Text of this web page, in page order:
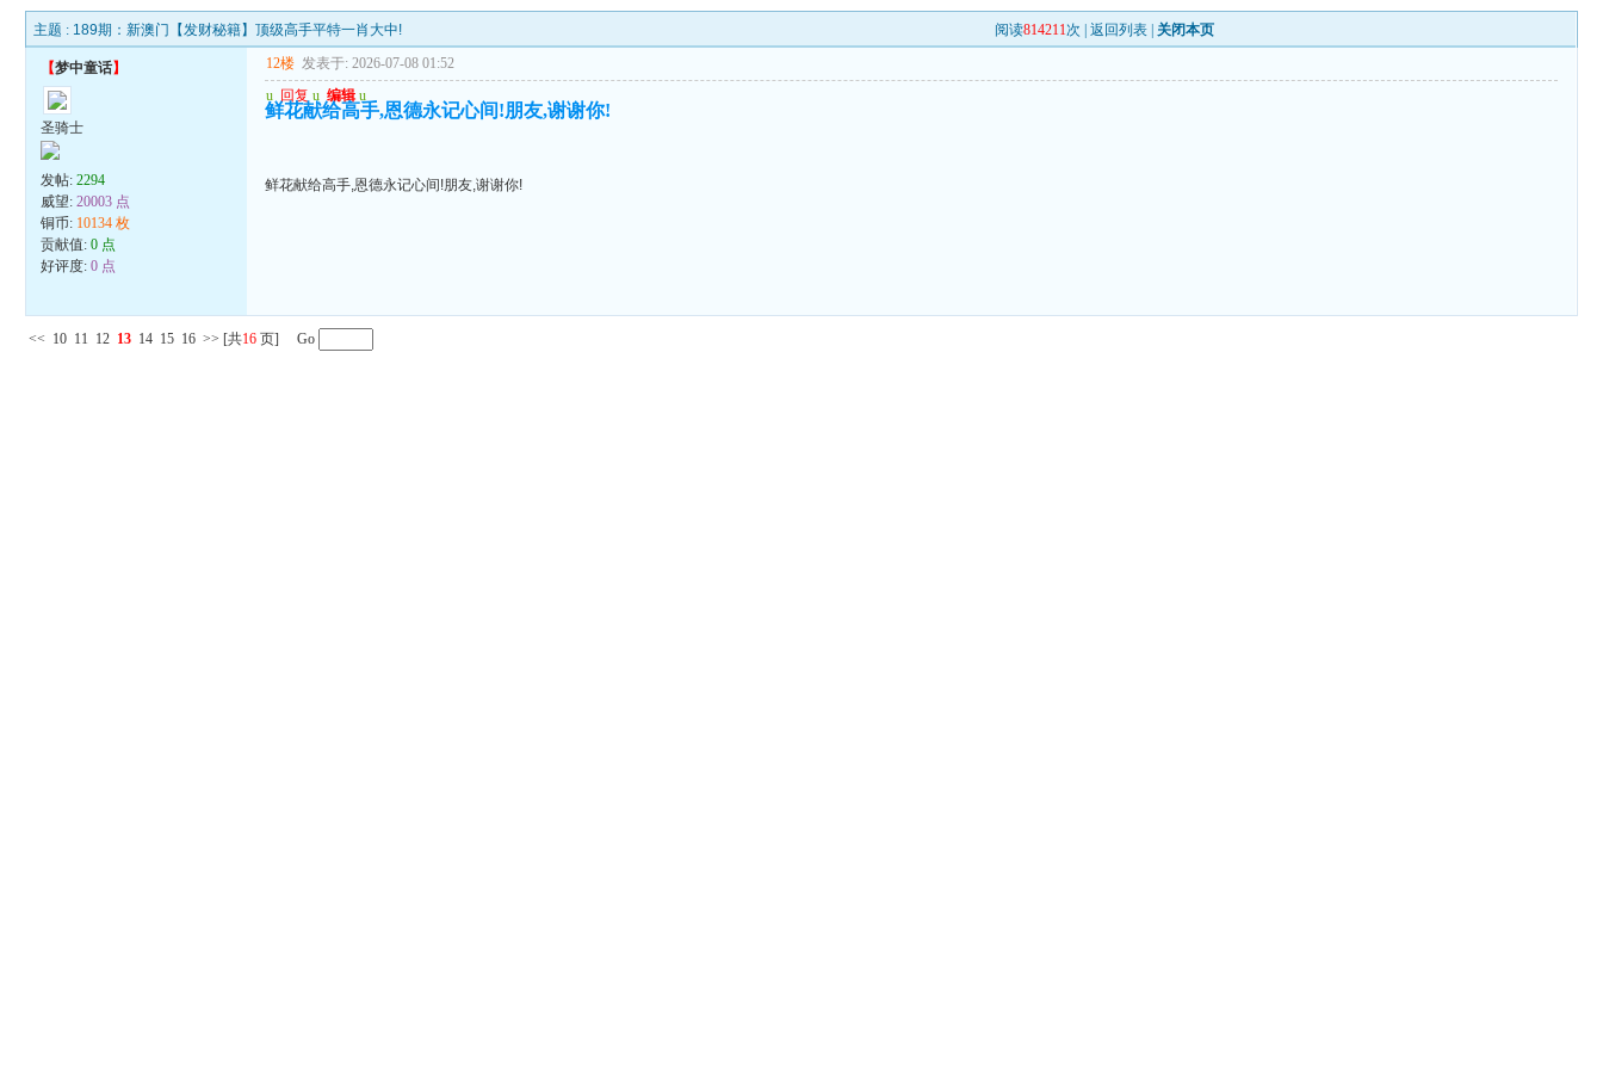
主题 : 189期：新澳门【发财秘籍】顶级高手平特一肖大中! 阅读814211次 |返回列表 关闭本页
【梦中童话】
圣骑士
发帖:2294
威望:20003 点
铜币: 10134 枚
贡献值:0 点
好评度:0 点
12楼 发表于: 2026-07-08 01:52
u 回复 u 编辑 u
鲜花献给高手,恩德永记心间!朋友,谢谢你!
鲜花献给高手,恩德永记心间!朋友,谢谢你!
<< 10 11 12 13 14 15 16 >> [共16 页] Go